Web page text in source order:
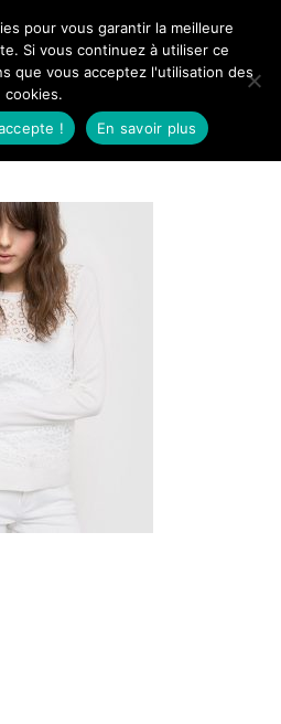
r-edition
pour vous garantir la meilleure
Si vous continuez à utiliser ce
que vous acceptez l'utilisation des
cookies.
!
En savoir plus